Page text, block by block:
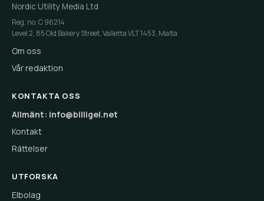
Nordic Utility Media Ltd
Reg. no. C 96214
Level 2, 85 Old Bakery Street, Valletta VLT 1453, Malta
Om oss
Vår redaktion
KONTAKTA OSS
Allmänt: info@billigel.net
Kontakt
Rättelser
UTFORSKA
Elbolag